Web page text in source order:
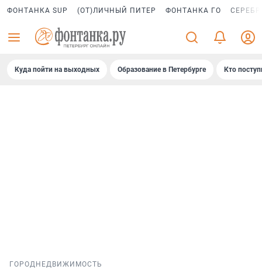
ФОНТАНКА SUP (ОТ)ЛИЧНЫЙ ПИТЕР ФОНТАНКА ГО
Куда пойти на выходных Образование в Петербурге Кто
ГОРОД НЕДВИЖИМОСТЬ